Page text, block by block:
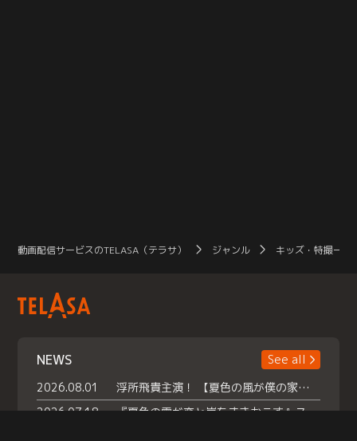
動画配信サービスのTELASA（テラサ） ジャンル キッズ・特撮一覧
NEWS
See all
2026.08.01
浮所飛貴主演！ 【夏色の風が僕の家にやってきた】 本日よりテラサで独占配信スタート！
2026.07.18
『夏色の雲が恋と嵐をまきおこす』スペシャルメイキング 【Part1】2026年７月18日（土）23時30分～配信スタート！話題のシーンの裏側を大公開！豪華キャスト大集合！ 『武宮家 真夏の家族会議』開催！